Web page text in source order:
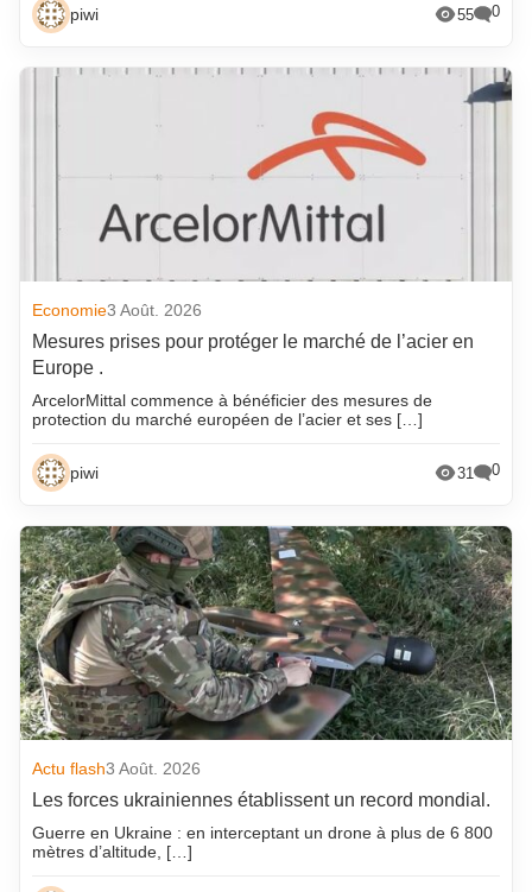
piwi 55 0
Economie3 Août. 2026
Mesures prises pour protéger le marché de l’acier en
Europe .
ArcelorMittal commence à bénéficier des mesures de
protection du marché européen de l’acier et ses […]
piwi 31 0
Actu flash3 Août. 2026
Les forces ukrainiennes établissent un record mondial.
Guerre en Ukraine : en interceptant un drone à plus de 6 800
mètres d’altitude, […]